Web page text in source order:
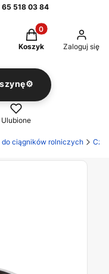
65 518 03 84
Produkty w
Koszyk Zaloguj się
Ulubione
do ciągników rolniczych